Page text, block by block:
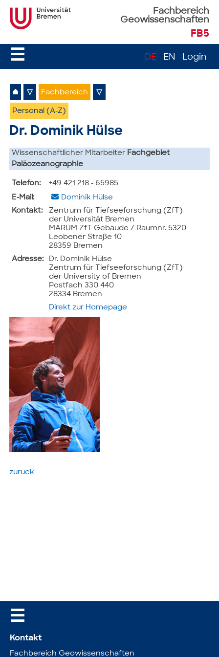
Fachbereich
Geowissenschaften
FB5
☰ DE EN Login
⌂ ▽ Fachbereich ▽
Personal (A-Z)
Dr. Dominik Hülse
Wissenschaftlicher Mitarbeiter Fachgebiet
Paläozeanographie
Telefon:
+49 421 218 - 65985
E-Mail:
Dominik Hülse
Kontakt:
Zentrum für Tiefseeforschung (ZfT)
der Universität Bremen
MARUM ZfT Gebäude / Raumnr. 5320
Leobener Straße 10
28359 Bremen
Adresse:
Dr. Dominik Hülse
Zentrum für Tiefseeforschung (ZfT)
der University of Bremen
Postfach 330 440
28334 Bremen
Direkt zur Homepage
zurück
☰
Kontakt
Fachbereich Geowissenschaften